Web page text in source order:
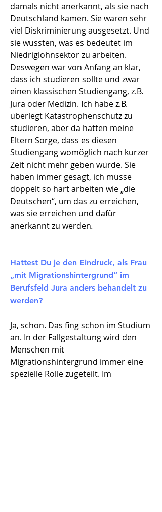
damals nicht anerkannt, als sie nach
Deutschland kamen. Sie waren sehr
viel Diskriminierung ausgesetzt. Und
sie wussten, was es bedeutet im
Niedriglohnsektor zu arbeiten.
Deswegen war von Anfang an klar,
dass ich studieren sollte und zwar
einen klassischen Studiengang, z.B.
Jura oder Medizin. Ich habe z.B.
überlegt Katastrophenschutz zu
studieren, aber da hatten meine
Eltern Sorge, dass es diesen
Studiengang womöglich nach kurzer
Zeit nicht mehr geben würde. Sie
haben immer gesagt, ich müsse
doppelt so hart arbeiten wie „die
Deutschen“, um das zu erreichen,
was sie erreichen und dafür
anerkannt zu werden.
Hattest Du je den Eindruck, als Frau
„mit Migrationshintergrund“ im
Berufsfeld Jura anders behandelt zu
werden?
Ja, schon. Das fing schon im Studium
an. In der Fallgestaltung wird den
Menschen mit
Migrationshintergrund immer eine
spezielle Rolle zugeteilt. Im